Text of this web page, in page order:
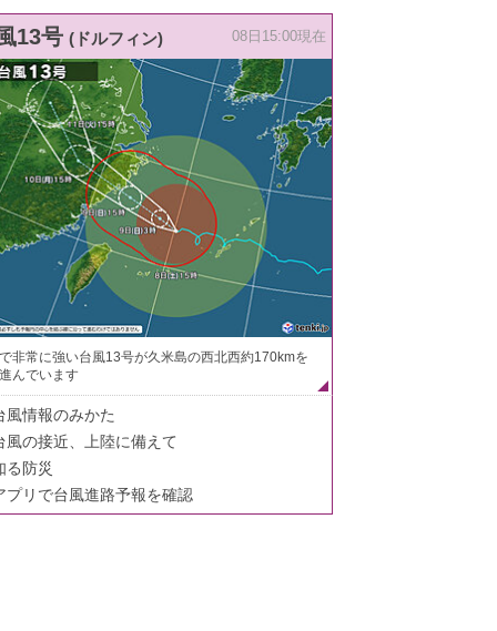
13号 (ドルフィン) 08日15:00現在
非常に強い台風13号が久米島の西北西約170kmを
んでいます
風情報のみかた
風の接近、上陸に備えて
る防災
プリで台風進路予報を確認